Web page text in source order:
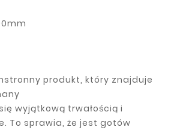
produkt, który znajduje
wyjątkową trwałością i
To sprawia, że jest gotów